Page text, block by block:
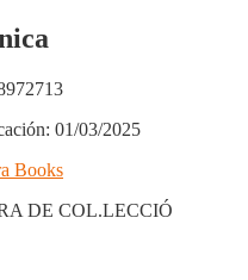
01/03/2025
Books
DE COL.LECCIÓ